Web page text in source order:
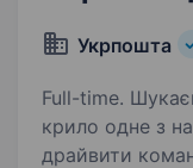
Укрпошта
Full-time. Шукаємо лідера, який візьме під
крило одне з
драйвити